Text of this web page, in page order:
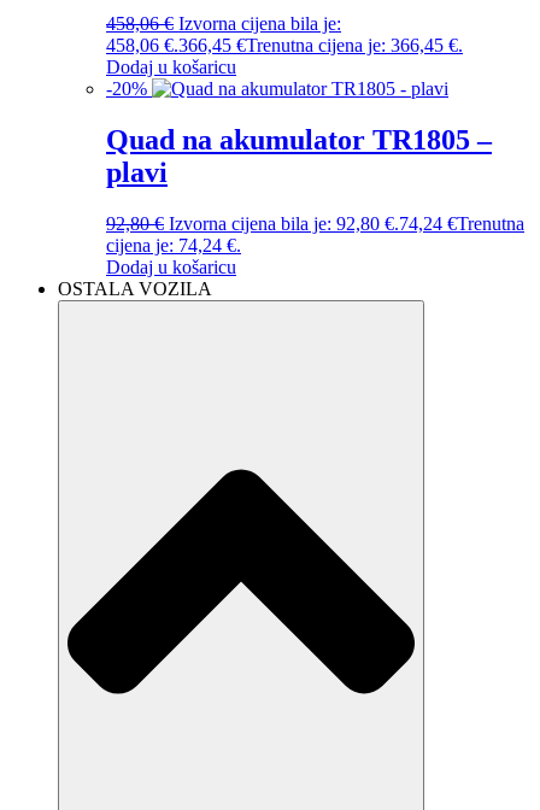
458,06€ Izvorna cijena bila je:
458,06 €.366,45 €Trenutna cijena je: 366,45 €.
Dodaj u košaricu
-20%
Quad na akumulator TR1805 –
plavi
92,80€ Izvorna cijena bila je: 92,80 €.74,24 €Trenutna
cijena je: 74,24 €.
Dodaj u košaricu
OSTALA VOZILA